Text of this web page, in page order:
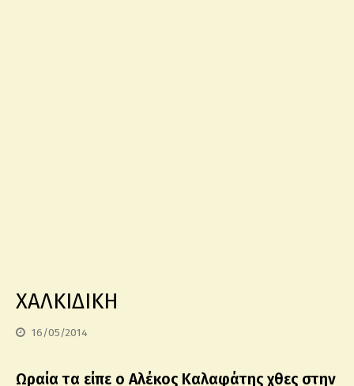
ΧΑΛΚΙΔΙΚΗ
16/05/2014
Ωραία τα είπε ο Αλέκος Καλαφάτης χθες στην